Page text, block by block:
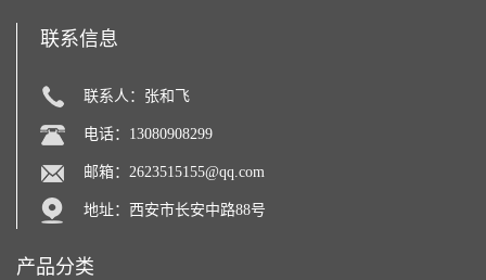
联系信息
联系人：张和飞
电话：13080908299
邮箱： 2623515155@qq.com
地址：西安市长安中路88号
产品分类